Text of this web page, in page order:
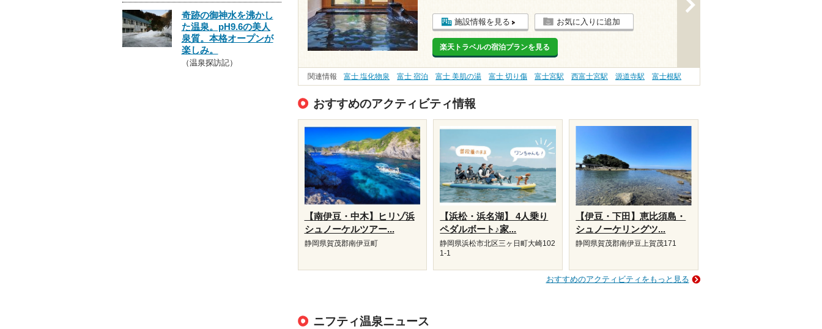
施設情報を見る お気に入りに追加
楽天トラベルの宿泊プランを見る
関連情報 富士 塩化物泉 富士 宿泊 富士 美肌の湯 富士 切り傷 富士宮駅 西富士宮駅 源道寺駅 富士根駅
おすすめのアクティビティ情報
【南伊豆・中木】ヒリゾ浜
シュノーケルツアー...
静岡県賀茂郡南伊豆町
【浜松・浜名湖】 4人乗り
ペダルボート♪家...
静岡県浜松市北区三ヶ日町大崎102
1-1
【伊豆・下田】恵比須島・
シュノーケリングツ...
静岡県賀茂郡南伊豆上賀茂171
おすすめのアクティビティをもっと見る
ニフティ温泉ニュース
奇跡の御神水を沸かし
た温泉。pH9.6の美人
泉質。本格オープンが
楽しみ。
（温泉探訪記）